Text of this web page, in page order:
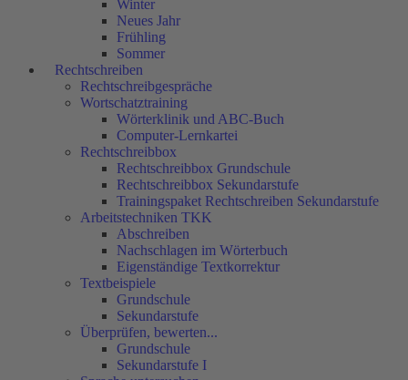
Winter
Neues Jahr
Frühling
Sommer
Rechtschreiben
Rechtschreibgespräche
Wortschatztraining
Wörterklinik und ABC-Buch
Computer-Lernkartei
Rechtschreibbox
Rechtschreibbox Grundschule
Rechtschreibbox Sekundarstufe
Trainingspaket Rechtschreiben Sekundarstufe
Arbeitstechniken TKK
Abschreiben
Nachschlagen im Wörterbuch
Eigenständige Textkorrektur
Textbeispiele
Grundschule
Sekundarstufe
Überprüfen, bewerten...
Grundschule
Sekundarstufe I